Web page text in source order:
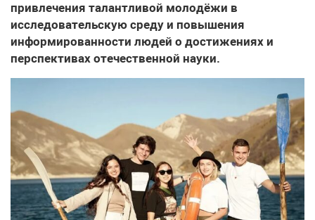
привлечения талантливой молодёжи в
исследовательскую среду и повышения
информированности людей о достижениях и
перспективах отечественной науки.